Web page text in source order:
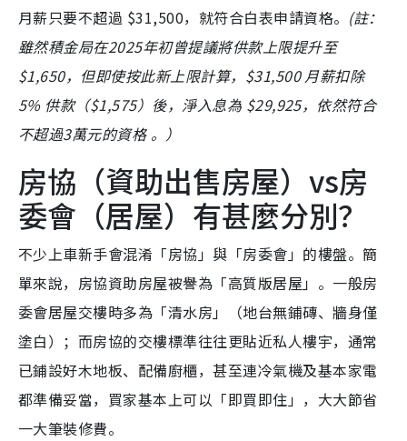
月薪只要不超過 $31,500，就符合白表申請資格。 (註：
雖然積金局在2025年初曾提議將供款上限提升至
$1,650，但即使按此新上限計算，$31,500 月薪扣除
5% 供款（$1,575）後，淨入息為 $29,925，依然符合
不超過3萬元的資格 。）
房協（資助出售房屋）vs房
委會（居屋）有甚麼分別？
不少上車新手會混淆「房協」與「房委會」的樓盤。簡
單來說，房協資助房屋被譽為「高質版居屋」。一般房
委會居屋交樓時多為「清水房」（地台無鋪磚、牆身僅
塗白）；而房協的交樓標準往往更貼近私人樓宇，通常
已鋪設好木地板、配備廚櫃，甚至連冷氣機及基本家電
都準備妥當，買家基本上可以「即買即住」，大大節省
一大筆裝修費。